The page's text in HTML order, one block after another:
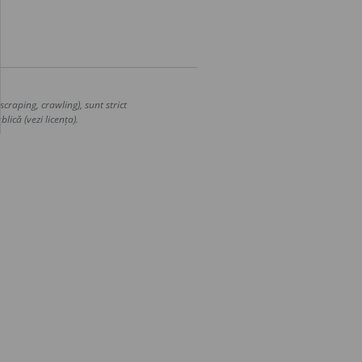
crawling), sunt strict
(vezi licența).